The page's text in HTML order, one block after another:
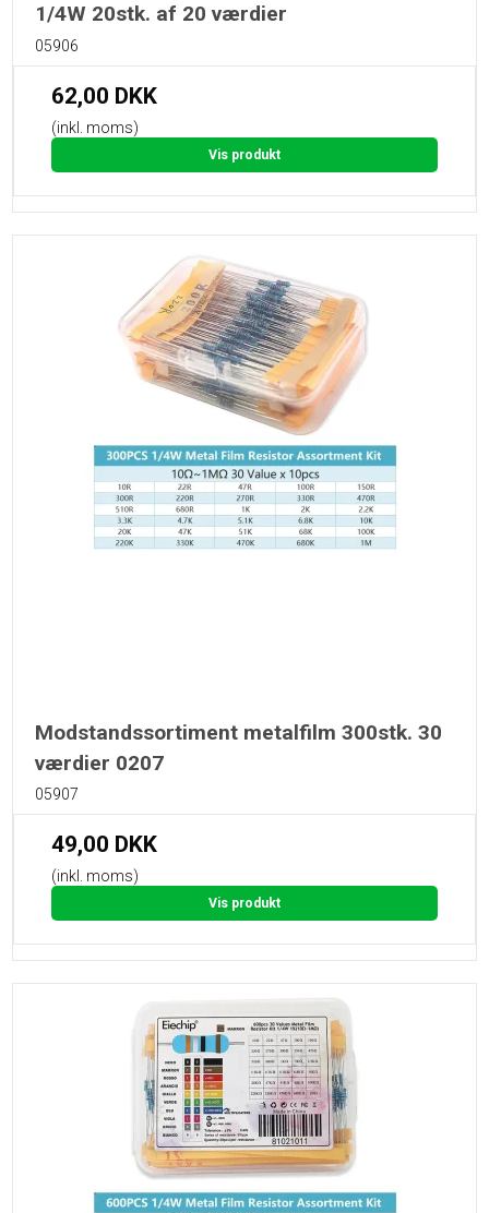
1/4W 20stk. af 20 værdier
05906
62,00 DKK
(inkl. moms)
Vis produkt
Modstandssortiment metalfilm 300stk. 30
værdier 0207
05907
49,00 DKK
(inkl. moms)
Vis produkt